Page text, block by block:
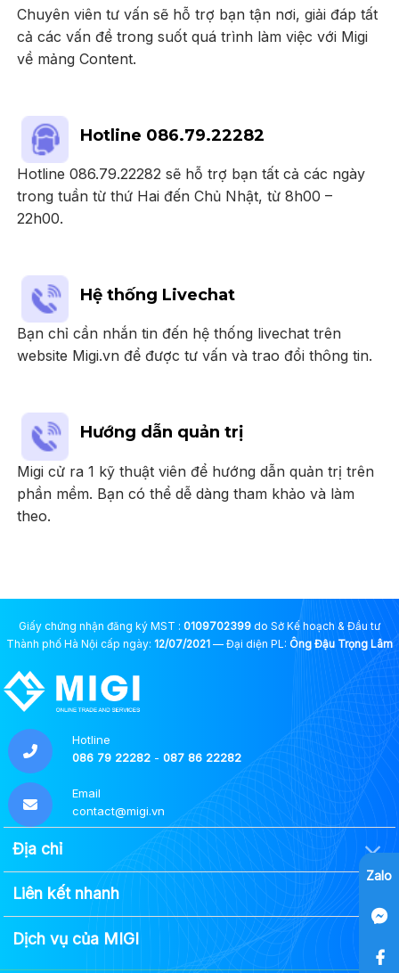
Chuyên viên tư vấn sẽ hỗ trợ bạn tận nơi, giải đáp tất
cả các vấn đề trong suốt quá trình làm việc với Migi
về mảng Content.
Hotline 086.79.22282
Hotline 086.79.22282 sẽ hỗ trợ bạn tất cả các ngày
trong tuần từ thứ Hai đến Chủ Nhật, từ 8h00 –
22h00.
Hệ thống Livechat
Bạn chỉ cần nhắn tin đến hệ thống livechat trên
website Migi.vn để được tư vấn và trao đổi thông tin.
Hướng dẫn quản trị
Migi cử ra 1 kỹ thuật viên để hướng dẫn quản trị trên
phần mềm. Bạn có thể dễ dàng tham khảo và làm
theo.
Giấy chứng nhận đăng ký MST : 0109702399 do Sở Kế hoạch & Đầu tư
Thành phố Hà Nội cấp ngày: 12/07/2021 — Đại diện PL: Ông Đậu Trọng Lâm
Hotline
086 79 22282- 087 86 22282
Email
contact@migi.vn
Địa chỉ
Liên kết nhanh
Dịch vụ của MIGI
Zalo